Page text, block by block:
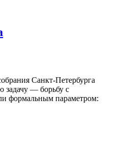
Санкт-Петербурга
задачу — борьбу с
формальным параметром: